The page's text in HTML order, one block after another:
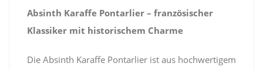
Absinth Karaffe Pontarlier – französischer
Klassiker mit historischem Charme
Die Absinth Karaffe Pontarlier ist aus hochwertigem